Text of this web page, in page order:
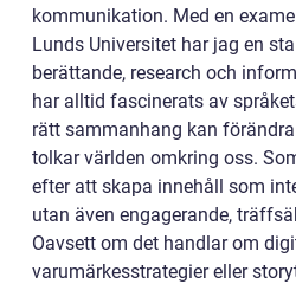
kommunikation. Med en
Lunds Universitet har jag en
berättande, research och
har alltid fascinerats av
rätt sammanhang kan
tolkar världen omkring oss.
efter att skapa innehåll som
utan även engagerande,
Oavsett om det handlar om
varumärkesstrategier eller